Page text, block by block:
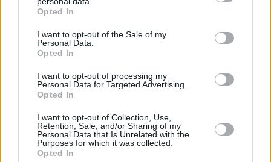
grant or deny consent to Google and its third-party tags to
use your data for below specified purposes in below Google
consent section.
Opted In
I want to opt-out of the Sale of my
Personal Data.
Opted In
I want to opt-out of processing my
Personal Data for Targeted Advertising.
Opted In
I want to opt-out of Collection, Use,
Retention, Sale, and/or Sharing of my
Personal Data that Is Unrelated with the
Purposes for which it was collected.
Opted In
Μέσα στο κλίμα του διχασμού και της
προοδευτικού πόλου, που θα εξασφαλίσει
σταθερότητα για τη χώρα και τον άνθρωπο,
που αναζητά ελπίδα. Η Κοινοβουλευτική
Ομάδα μας είναι αρραγής και θα καταψηφίσει
Για τις θέσεις του Γιώργου Παπανδρέου: